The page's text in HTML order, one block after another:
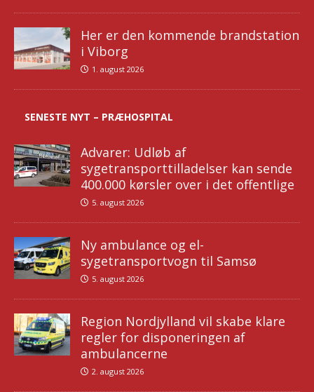
Her er den kommende brandstation
i Viborg
1. august 2026
SENESTE NYT – PRÆHOSPITAL
Advarer: Udløb af
sygetransporttilladelser kan sende
400.000 kørsler over i det offentlige
5. august 2026
Ny ambulance og el-
sygetransportvogn til Samsø
5. august 2026
Region Nordjylland vil skabe klare
regler for disponeringen af
ambulancerne
2. august 2026